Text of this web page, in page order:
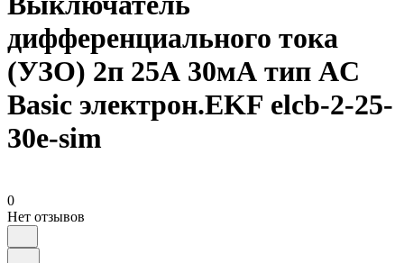
дифференциального тока
(УЗО) 2п 25А 30мА тип AC
Basic электрон.EKF elcb-2-25-
30e-sim
0
Нет отзывов